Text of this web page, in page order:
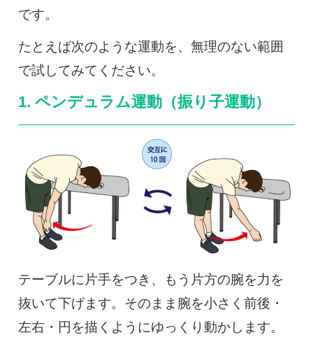
です。
たとえば次のような運動を、無理のない範囲
で試してみてください。
1. ペンデュラム運動（振り子運動）
テーブルに片手をつき、もう片方の腕を力を
抜いて下げます。そのまま腕を小さく前後・
左右・円を描くようにゆっくり動かします。